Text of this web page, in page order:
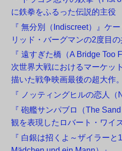
に鉄拳をふるった伝説的主役
『 無分別（Indiscreet）』ケ
リッド・バーグマンの2度目
『 遠すぎた橋（A Bridge Too
次世界大戦におけるマーケッ
描いた戦争映画最後の超大作。
『 ノッティングヒルの恋人（
『 砲艦サンパブロ（The
観を表現したロバート・ワイ
『 白銀は招くよ～ザイラー